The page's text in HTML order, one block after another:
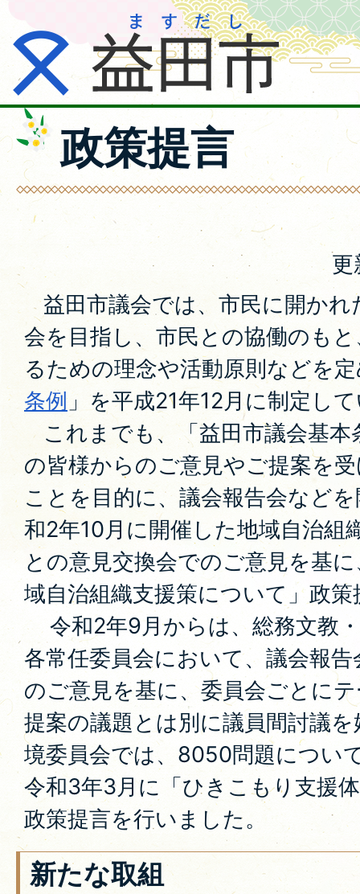
政策提言
更
益田市議会では、市民に開かれ
会を目指し、市民との協働のも
るための理念や活動原則などを
条例 」を平成21年12月に制定し
これまでも、「益田市議会基本
の皆様からのご意見やご提案を
ことを目的に、議会報告会など
和2年10月に開催した地域自治組
との意見交換会でのご意見を基
域自治組織支援策について」政
令和2年9月からは、総務文教
各常任委員会において、議会報
のご意見を基に、委員会ごとに
提案の議題とは別に議員間討議
境委員会では、8050問題につい
令和3年3月に「ひきこもり支援
政策提言を行いました。
新たな取組